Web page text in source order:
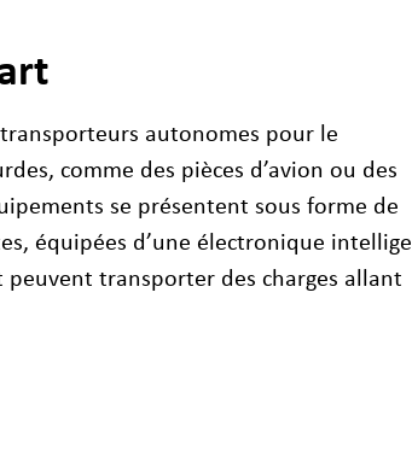
autonomes pour le
comme des pièces d’avion ou des
se présentent sous forme de
équipées d’une électronique
transporter des charges allant